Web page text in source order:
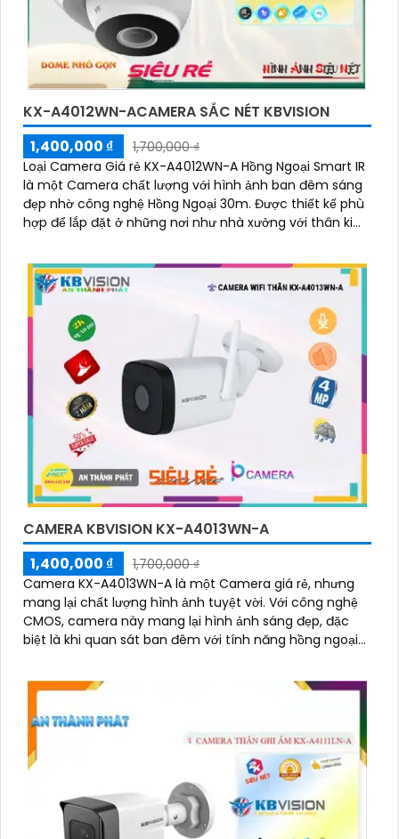
KX-A4012WN-ACAMERA SẮC NÉT KBVISION
1,400,000 ₫
1,700,000 ₫
Loại Camera Giá rẻ KX-A4012WN-A Hồng Ngoại Smart IR
là một Camera chất lượng với hình ảnh ban đêm sáng
đẹp nhờ công nghệ Hồng Ngoại 30m. Được thiết kế phù
hợp để lắp đặt ở những nơi như nhà xưởng với thân kim
CAMERA KBVISION KX-A4013WN-A
1,400,000 ₫
1,700,000 ₫
Camera KX-A4013WN-A là một Camera giá rẻ, nhưng
mang lại chất lượng hình ảnh tuyệt vời. Với công nghệ
CMOS, camera này mang lại hình ảnh sáng đẹp, đặc
biệt là khi quan sát ban đêm với tính năng hồng ngoại